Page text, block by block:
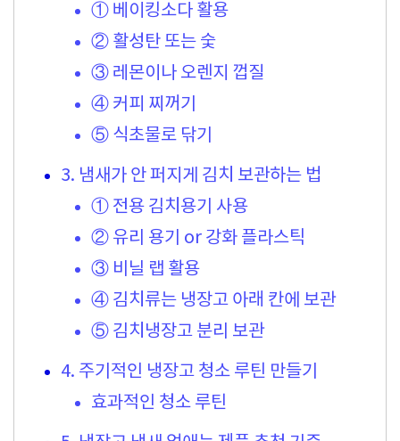
① 베이킹소다 활용
② 활성탄 또는 숯
③ 레몬이나 오렌지 껍질
④ 커피 찌꺼기
⑤ 식초물로 닦기
3. 냄새가 안 퍼지게 김치 보관하는 법
① 전용 김치용기 사용
② 유리 용기 or 강화 플라스틱
③ 비닐 랩 활용
④ 김치류는 냉장고 아래 칸에 보관
⑤ 김치냉장고 분리 보관
4. 주기적인 냉장고 청소 루틴 만들기
효과적인 청소 루틴